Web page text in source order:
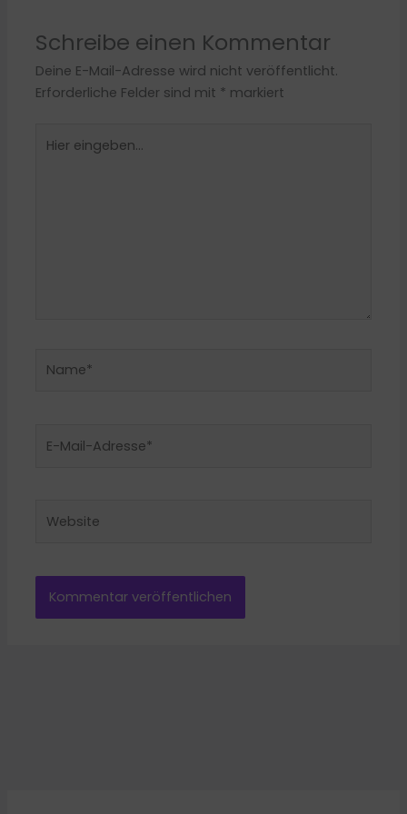
Schreibe einen Kommentar
Deine E-Mail-Adresse wird nicht veröffentlicht.
Erforderliche Felder sind mit * markiert
eingeben…
Mail-